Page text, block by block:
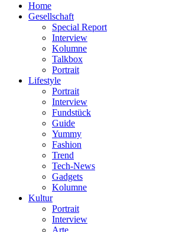
Home
Gesellschaft
Special Report
Interview
Kolumne
Talkbox
Portrait
Lifestyle
Portrait
Interview
Fundstück
Guide
Yummy
Fashion
Trend
Tech-News
Gadgets
Kolumne
Kultur
Portrait
Interview
Arte